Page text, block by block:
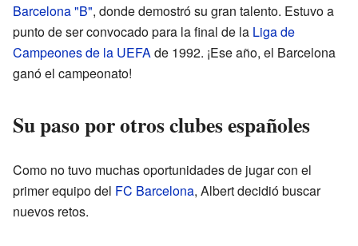
Barcelona "B", donde demostró su gran talento. Estuvo a
punto de ser convocado para la final de la Liga de
Campeones de la UEFAde 1992. ¡Ese año, el Barcelona
ganó el campeonato!
Su paso por otros clubes españoles
Como no tuvo muchas oportunidades de jugar con el
primer equipo del FC Barcelona, Albert decidió buscar
nuevos retos.